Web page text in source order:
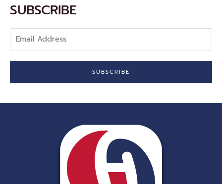
f
SUBSCRIBE
Address
SUBSCRIBE